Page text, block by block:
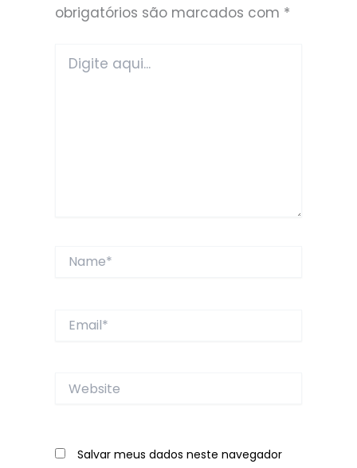
obrigatórios são marcados com *
aqui...
Website
Salvar meus dados neste navegador